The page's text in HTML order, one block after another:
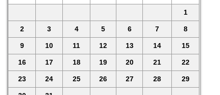
1
2 3 4 5 6 7 8
9 10 11 12 13 14 15
16 17 18 19 20 21 22
23 24 25 26 27 28 29